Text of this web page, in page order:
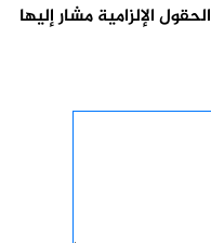
الحقول الإلزامية مشار إليها